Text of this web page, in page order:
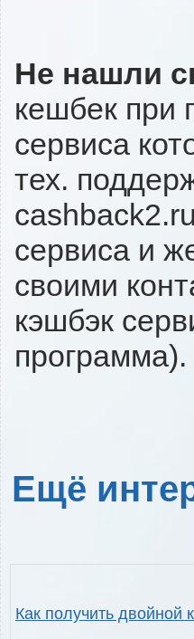
Не нашли
кешбек при
сервиса
тех.
сервиса и
своими
кэшбэк
программа).
Ещё
Как получить двойной